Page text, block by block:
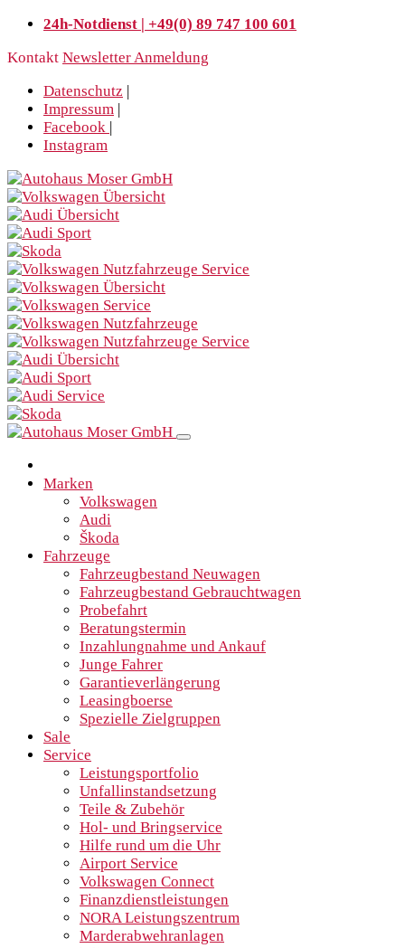
24h-Notdienst | +49(0) 89 747 100 601
Kontakt Newsletter Anmeldung
Datenschutz |
Impressum |
Facebook |
Instagram
Marken
Volkswagen
Audi
Škoda
Fahrzeuge
Fahrzeugbestand Neuwagen
Fahrzeugbestand Gebrauchtwagen
Probefahrt
Beratungstermin
Inzahlungnahme und Ankauf
Junge Fahrer
Garantieverlängerung
Leasingboerse
Spezielle Zielgruppen
Sale
Service
Leistungsportfolio
Unfallinstandsetzung
Teile & Zubehör
Hol- und Bringservice
Hilfe rund um die Uhr
Airport Service
Volkswagen Connect
Finanzdienstleistungen
NORA Leistungszentrum
Marderabwehranlagen